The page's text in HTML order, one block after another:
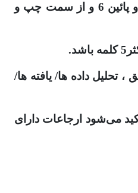
8. حداکثر تعداد صفحات مقاله 20 صفحه و حداکثر تعداد کلمات آن 6500 کلمه باشد. (طبق فایل قالب بندی- حاشیه سفید صفحات از بالا5/5 و پائین 6 و از سمت چپ و
تحلیل داده ها/ یافته ها/
می‌شود ارجاعات دارای